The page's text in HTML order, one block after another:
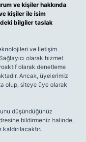
ve kişiler hakkında
kişiler ile isim
bilgiler taslak
ve İletişim
olarak hizmet
olarak denetleme
Ancak, üyelerimiz
olup, siteye üye olarak
düşündüğünüz
bildirmeniz halinde,